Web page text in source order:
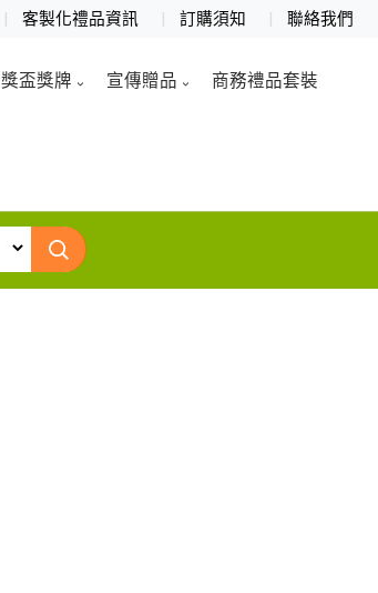
客製化禮品資訊 訂購須知 聯絡我們
獎盃獎牌 宣傳贈品 商務禮品套裝